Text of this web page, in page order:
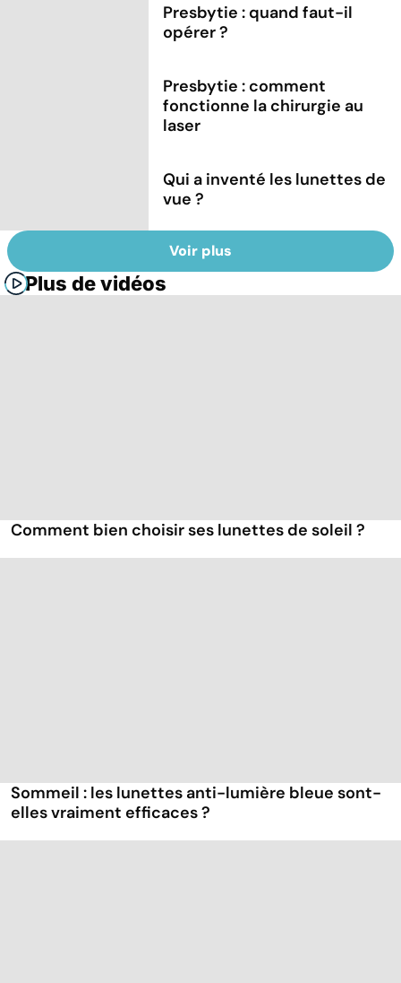
Presbytie : quand faut-il
opérer ?
Presbytie : comment
fonctionne la chirurgie au
laser
Qui a inventé les lunettes de
vue ?
Voir plus
Plus de vidéos
Comment bien choisir ses lunettes de soleil ?
Sommeil : les lunettes anti-lumière bleue sont-
elles vraiment efficaces ?